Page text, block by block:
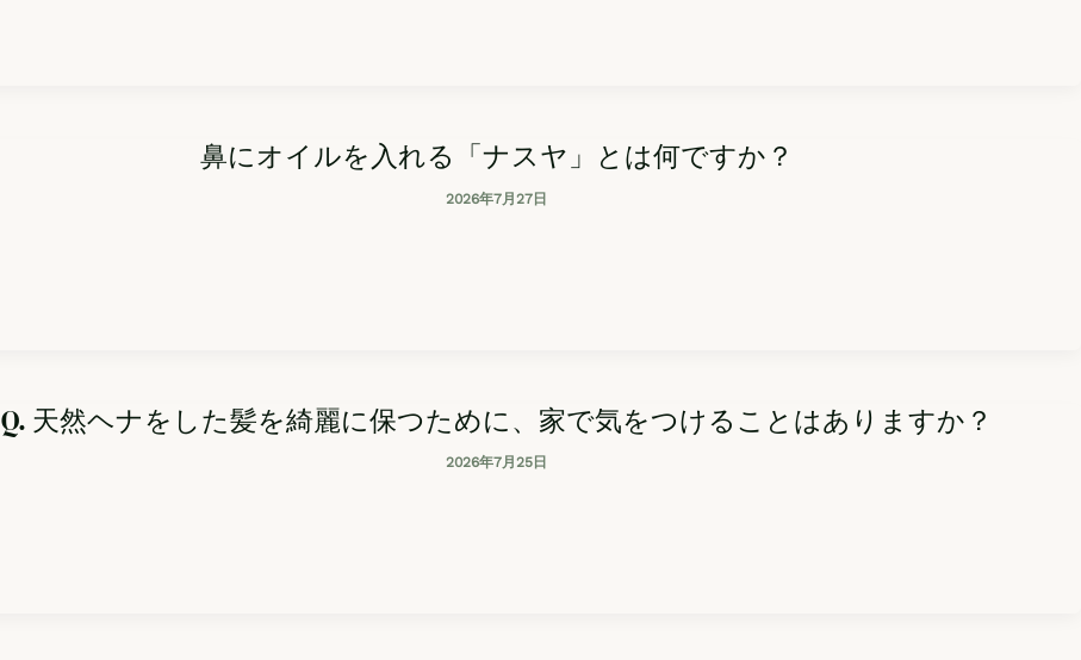
鼻にオイルを入れる「ナスヤ」とは何ですか？
2026年7月27日
Q. 天然ヘナをした髪を綺麗に保つために、家で気をつけることはありますか？
2026年7月25日